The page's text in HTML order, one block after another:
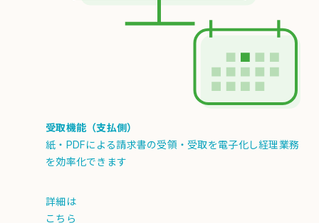
受取機能（支払側）
紙・PDFによる請求書の受領・受取を電子化し経理業務
を効率化できます
詳細は
こちら